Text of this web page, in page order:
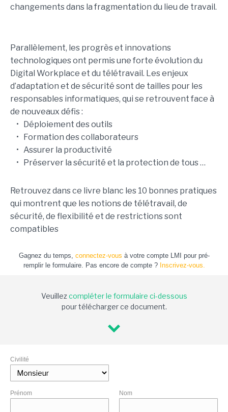
changements dans la fragmentation du lieu de travail.
Parallèlement, les progrès et innovations
technologiques ont permis une forte évolution du
Digital Workplace et du télétravail. Les enjeux
d’adaptation et de sécurité sont de tailles pour les
responsables informatiques, qui se retrouvent face à
de nouveaux défis :
• Déploiement des outils
• Formation des collaborateurs
• Assurer la productivité
• Préserver la sécurité et la protection de tous …
Retrouvez dans ce livre blanc les 10 bonnes pratiques
qui montrent que les notions de télétravail, de
sécurité, de flexibilité et de restrictions sont
compatibles
Gagnez du temps, connectez-vous à votre compte LMI pour pré-
remplir le formulaire. Pas encore de compte ? Inscrivez-vous.
Veuillezcompléter le formulaire ci-dessous
pour télécharger ce document.
Civilité
Prénom Nom